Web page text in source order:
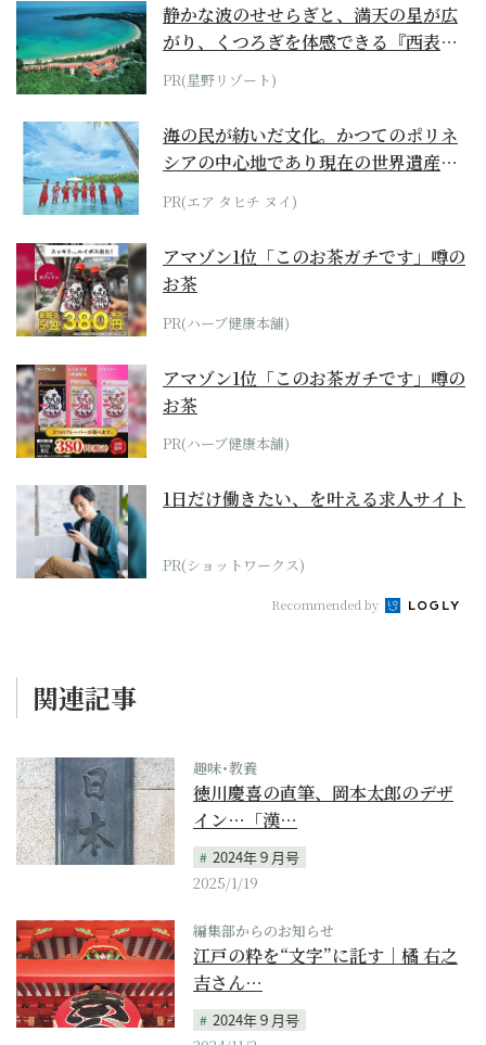
静かな波のせせらぎと、満天の星が広
がり、くつろぎを体感できる『西表島
ホテル by...
PR(星野リゾート)
海の民が紡いだ文化。かつてのポリネ
シアの中心地であり現在の世界遺産か
らみえてくる...
PR(エア タヒチ ヌイ)
アマゾン1位「このお茶ガチです」噂の
お茶
PR(ハーブ健康本舗)
アマゾン1位「このお茶ガチです」噂の
お茶
PR(ハーブ健康本舗)
1日だけ働きたい、を叶える求人サイト
PR(ショットワークス)
Recommended by
関連記事
趣味･教養
徳川慶喜の直筆、岡本太郎のデザ
イン…「漢…
2024年９月号
2025/1/19
編集部からのお知らせ
江戸の粋を“文字”に託す｜橘 右之
吉さん…
2024年９月号